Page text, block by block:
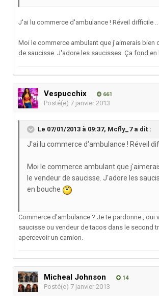
J'ai lu commerce d'ambulance ! Réveil difficile ..
Moi le commerce ambulant que j'aimerais bien
de saucisse. J'adore les saucisses. Ça fond en
Vespucchix 661
Posté(e) 7 janvier 2013
Le 07/01/2013 à 09:37, Mcfly_7 a dit :
J'ai lu commerce d'ambulance ! Réveil
Moi le commerce ambulant que
le vendeur de saucisse. J'adore les
en bouche
Commerce d'ambulance ? Je te pardonne , oui
saucisse ou vendeur de tacos dans le second
apercevoir un camion.
Micheal Johnson 14
Posté(e) 7 janvier 2013